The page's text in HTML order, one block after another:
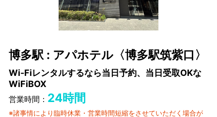
博多駅 : アパホテル〈博多駅筑紫口〉
Wi-Fiレンタルするなら当日予約、当日受取OKな
WiFiBOX
営業時間： 24時間
※諸事情により臨時休業・営業時間短縮をさせていただく場合が